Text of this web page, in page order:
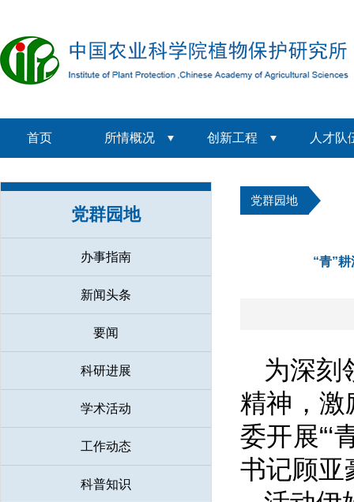
首页 所情概况 创新工程 人才队
党群园地
办事指南
新闻头条
要闻
科研进展
学术活动
工作动态
科普知识
党群园地
“青”
为深刻
精神，激
委开展“‘
书记顾亚